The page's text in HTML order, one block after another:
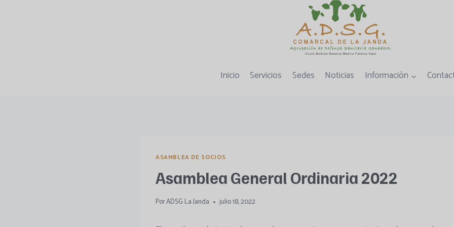
Inicio Servicios Sedes Noticias Información
ASAMBLEA DE SOCIOS
Asamblea General Ordinaria 2022
PorADSG La Janda julio 18, 2022